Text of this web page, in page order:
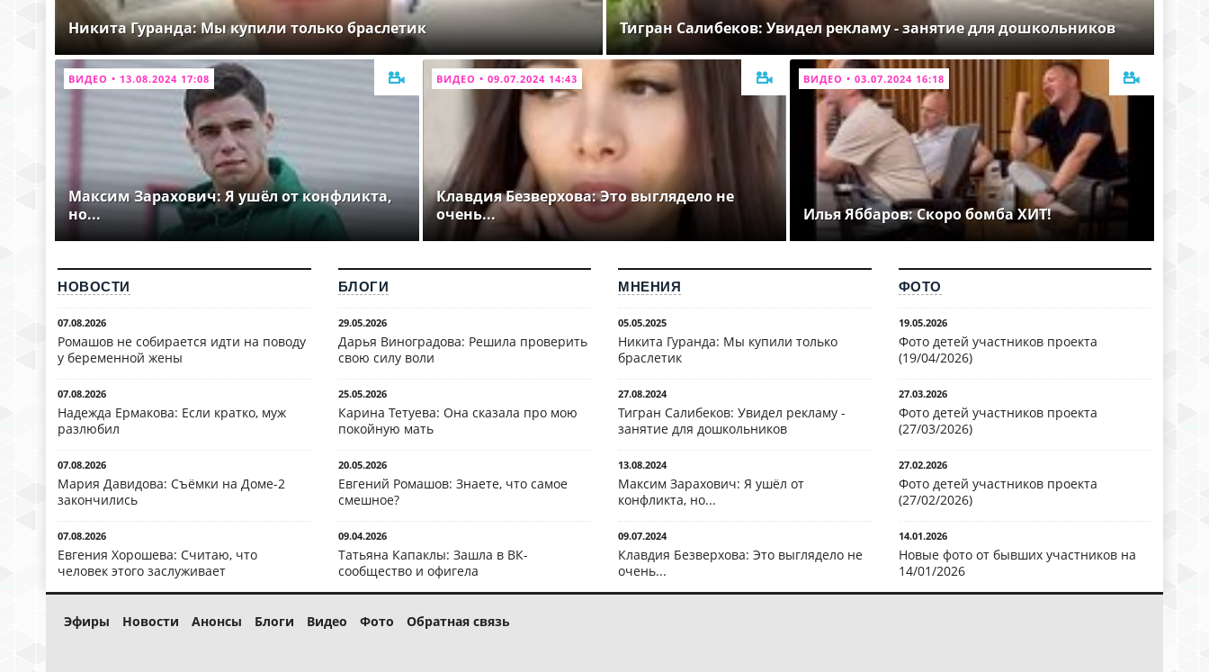
Никита Гуранда: Мы купили только браслетик Тигран Салибеков: Увидел рекламу - занятие для дошкольников
ВИДЕО • 13.08.2024 17:08
Максим Зарахович: Я ушёл от конфликта,
но...
ВИДЕО • 09.07.2024 14:43
Клавдия Безверхова: Это выглядело не
очень...
ВИДЕО • 03.07.2024 16:18
Илья Яббаров: Скоро бомба ХИТ!
НОВОСТИ
07.08.2026
Ромашов не собирается идти на поводу
у беременной жены
07.08.2026
Надежда Ермакова: Если кратко, муж
разлюбил
07.08.2026
Мария Давидова: Съёмки на Доме-2
закончились
07.08.2026
Евгения Хорошева: Считаю, что
человек этого заслуживает
БЛОГИ
29.05.2026
Дарья Виноградова: Решила проверить
свою силу воли
25.05.2026
Карина Тетуева: Она сказала про мою
покойную мать
20.05.2026
Евгений Ромашов: Знаете, что самое
смешное?
09.04.2026
Татьяна Капаклы: Зашла в ВК-
сообщество и офигела
МНЕНИЯ
05.05.2025
Никита Гуранда: Мы купили только
браслетик
27.08.2024
Тигран Салибеков: Увидел рекламу -
занятие для дошкольников
13.08.2024
Максим Зарахович: Я ушёл от
конфликта, но...
09.07.2024
Клавдия Безверхова: Это выглядело не
очень...
ФОТО
19.05.2026
Фото детей участников проекта
(19/04/2026)
27.03.2026
Фото детей участников проекта
(27/03/2026)
27.02.2026
Фото детей участников проекта
(27/02/2026)
14.01.2026
Новые фото от бывших участников на
14/01/2026
Эфиры Новости Анонсы Блоги Видео Фото Обратная связь